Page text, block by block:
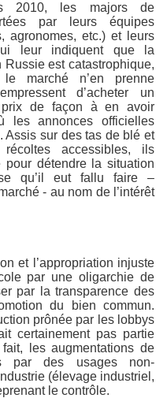
2010, les majors de
par leurs équipes
agronomes, etc.) et leurs
leur indiquent que la
est catastrophique,
marché n’en prenne
d’acheter un
de façon à en avoir
les annonces officielles
Assis sur des tas de blé et
accessibles, ils
détendre la situation
qu’il eut fallu faire –
- au nom de l’intérêt
et l’appropriation injuste
par une oligarchie de
par la transparence des
du bien commun.
prônée par les lobbys
certainement pas partie
les augmentations de
par des usages non-
(élevage industriel,
le contrôle.